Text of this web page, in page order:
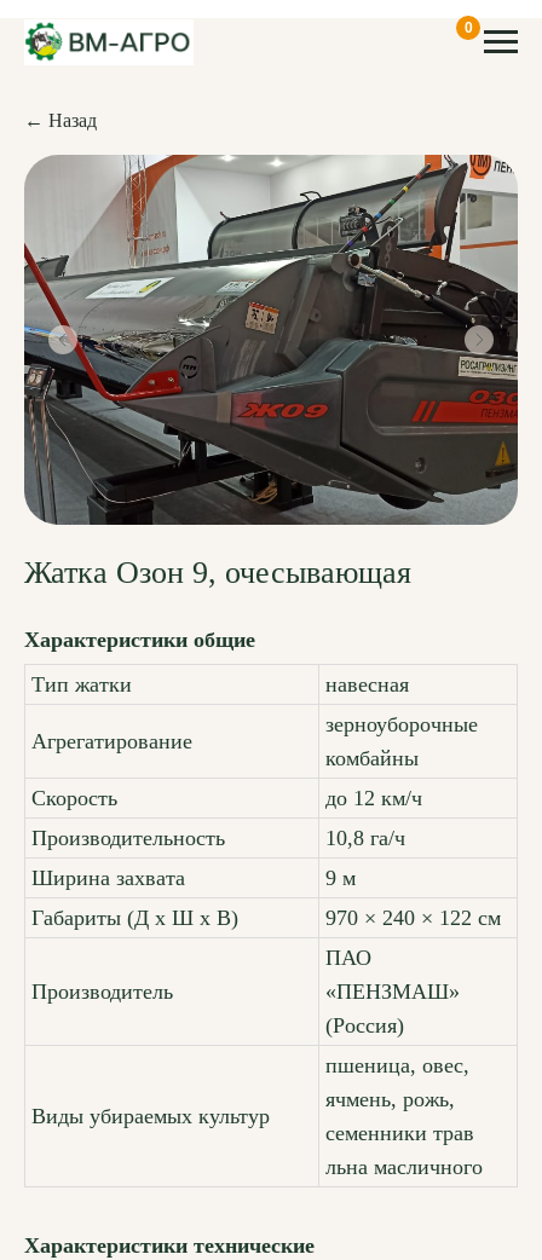
0
← Назад
Жатка Озон 9, очесывающая
Характеристики общие
Тип жатки
навесная
Агрегатирование
зерноуборочные
комбайны
Скорость
до 12 км/ч
Производительность
10,8 га/ч
Ширина захвата
9 м
Габариты (Д x Ш x В)
970 × 240 × 122 см
Производитель
ПАО
«ПЕНЗМАШ»
(Россия)
Виды убираемых культур
пшеница, овес,
ячмень, рожь,
семенники трав
льна масличного
Характеристики технические